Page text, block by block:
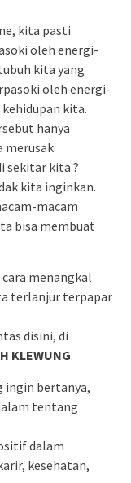
kita pasti
oleh energi-
kita yang
oleh energi-
kita.
hanya
merusak
sekitar kita ?
kita inginkan.
macam
bisa membuat
menangkal
terlanjur terpapar
disini, di
KLEWUNG.
ingin bertanya,
tentang
dalam
kesehatan,